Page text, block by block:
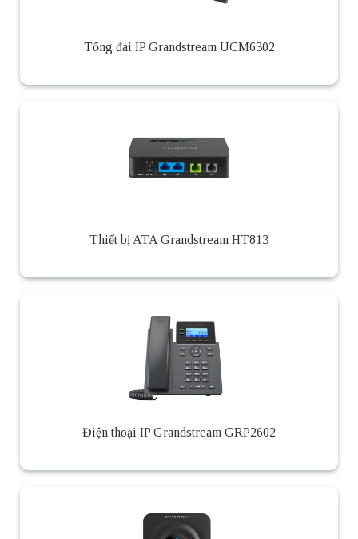
Tổng đài IP Grandstream UCM6302
Thiết bị ATA Grandstream HT813
Điện thoại IP Grandstream GRP2602